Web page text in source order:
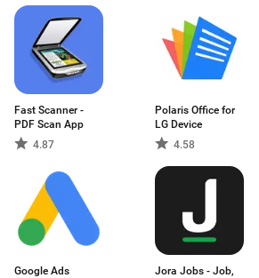
Fast Scanner -
PDF Scan App
4.87
Polaris Office for
LG Device
4.58
Google Ads
Jora Jobs - Job,